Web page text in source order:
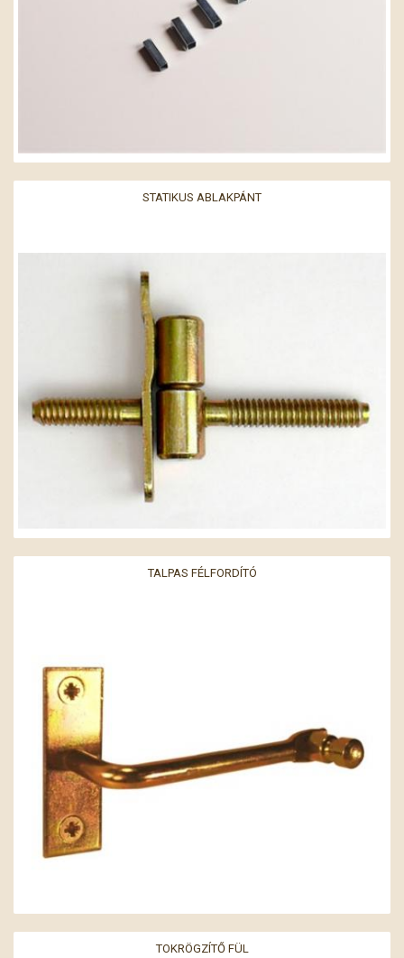
STATIKUS ABLAKPÁNT
TALPAS FÉLFORDÍTÓ
TOKRÖGZÍTŐ FÜL